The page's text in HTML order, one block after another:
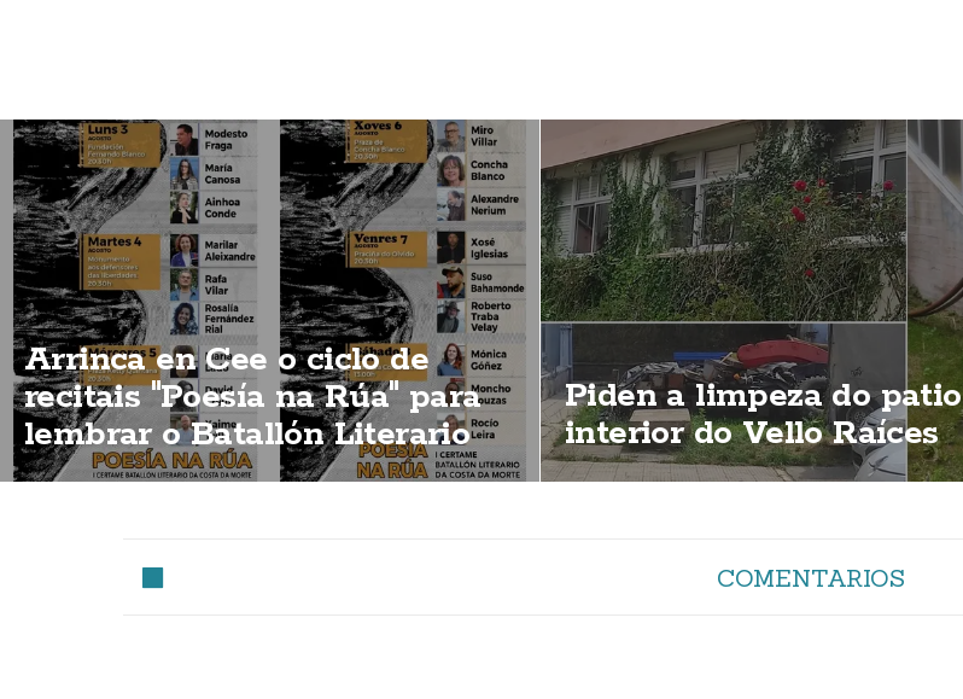
Arrinca en Cee o ciclo de
recitais "Poesía na Rúa" para
lembrar o Batallón Literario
Piden a limpeza do patio
interior do Vello Raíces
COMENTARIOS